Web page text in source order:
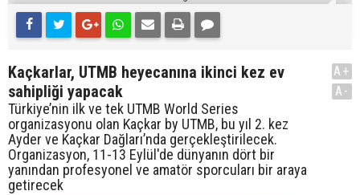
Kaçkarlar, UTMB heyecanına ikinci kez ev
sahipliği yapacak
Türkiye’nin ilk ve tek UTMB World Series
organizasyonu olan Kaçkar by UTMB, bu yıl 2. kez
Ayder ve Kaçkar Dağları’nda gerçekleştirilecek.
Organizasyon, 11-13 Eylül'de dünyanın dört bir
yanından profesyonel ve amatör sporcuları bir araya
getirecek
A+
A-